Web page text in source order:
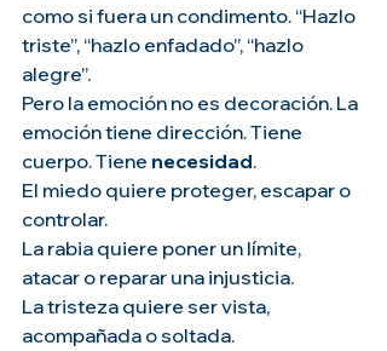
como si fuera un condimento. “Hazlo
triste”, “hazlo enfadado”, “hazlo
alegre”.
Pero la emoción no es decoración. La
emoción tiene dirección. Tiene
cuerpo. Tiene necesidad.
El miedo quiere proteger, escapar o
controlar.
La rabia quiere poner un límite,
atacar o reparar una injusticia.
La tristeza quiere ser vista,
acompañada o soltada.